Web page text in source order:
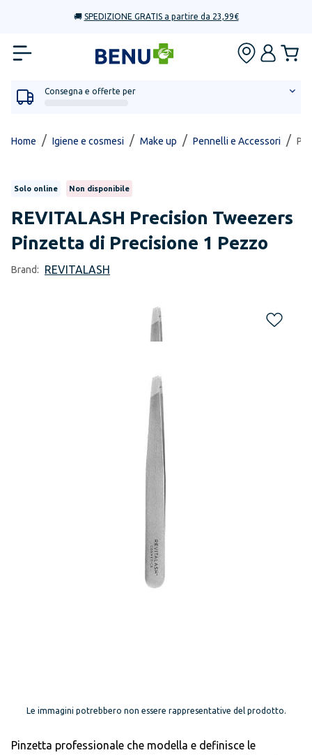
🚚 SPEDIZIONE GRATIS a partire da 23,99€
Consegna e offerte per
Home / Igiene e cosmesi / Make up / Pennelli e Accessori /
Solo online Non disponibile
REVITALASH Precision Tweezers
Pinzetta di Precisione 1 Pezzo
Brand: REVITALASH
Le immagini potrebbero non essere rappresentative del prodotto.
Pinzetta professionale che modella e definisce le